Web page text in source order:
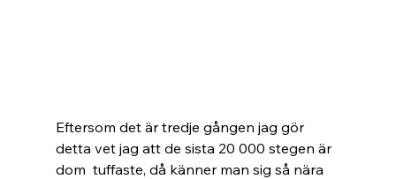
Eftersom det är tredje gången jag gör
detta vet jag att de sista 20 000 stegen är
dom  tuffaste, då känner man sig så nära